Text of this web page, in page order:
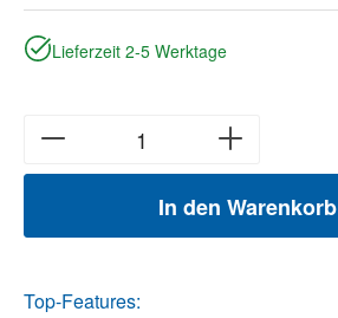
Lieferzeit 2-5 Werktage
In den Warenkorb
Top-Features: